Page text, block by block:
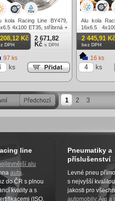
kola Racing Line BY479,
4x100 ET35, stříbrná +
límec
Kč
DPH
2 671,82
Kč s DPH
97 ks
ks
Alu kola
16x6.5
matná
2 445,91 Kč
bez DPH
16 ks
ks
1 2 3
line
alu
auta.
do ČR s plnou
kvality a s
(ISO,
Pneumatiky a
příslušenství
Levné pneu
s nejvyšší
jakosti pro
automobily.Alu a